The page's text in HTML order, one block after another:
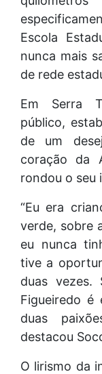
Escola
nunca mais
de rede
Em Serra
público,
de um
coração da
rondou o seu
“Eu era
verde, sobre
eu nunca
tive a
duas vezes.
Figueiredo é
duas
destacou
O lirismo da